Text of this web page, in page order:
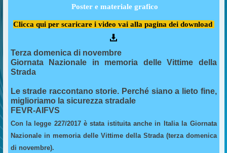
Poster e materiale grafico
Clicca qui per scaricare i video vai alla pagina dei download
Terza domenica di novembre
Giornata Nazionale in memoria delle Vittime della
Strada
Le strade raccontano storie. Perché siano a lieto fine,
miglioriamo la sicurezza stradale
FEVR-AIFVS
Con la legge 227/2017 è stata istituita anche in Italia la Giornata
Nazionale in memoria delle Vittime della Strada (terza domenica
di novembre).